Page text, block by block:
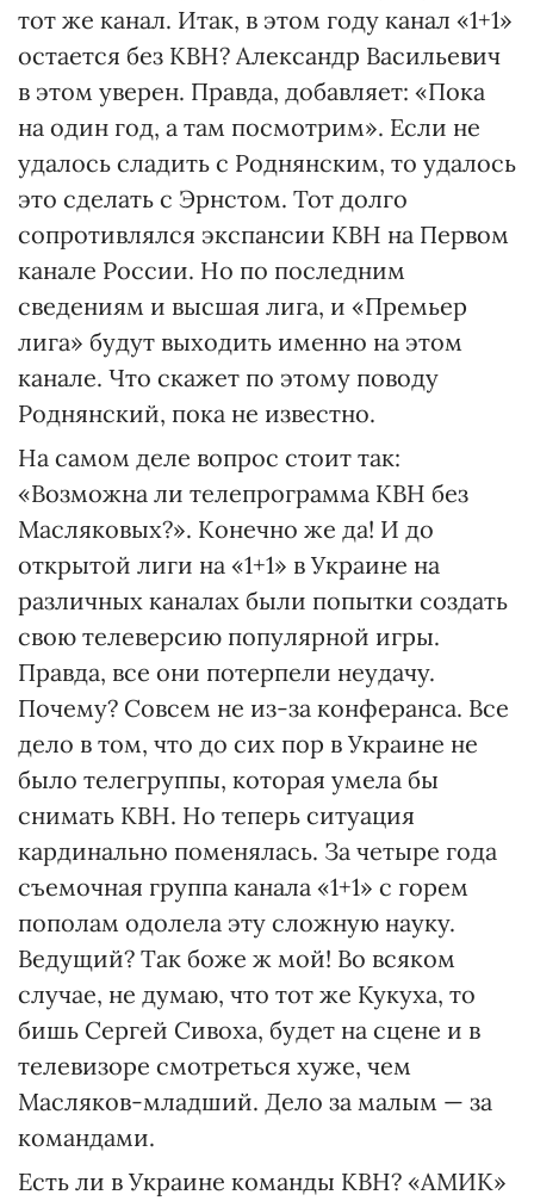
тот же канал. Итак, в этом году канал «1+1»
остается без КВН? Александр Васильевич
в этом уверен. Правда, добавляет: «Пока
на один год, а там посмотрим». Если не
удалось сладить с Роднянским, то удалось
это сделать с Эрнстом. Тот долго
сопротивлялся экспансии КВН на Первом
канале России. Но по последним
сведениям и высшая лига, и «Премьер
лига» будут выходить именно на этом
канале. Что скажет по этому поводу
Роднянский, пока не известно.
На самом деле вопрос стоит так:
«Возможна ли телепрограмма КВН без
Масляковых?». Конечно же да! И до
открытой лиги на «1+1» в Украине на
различных каналах были попытки создать
свою телеверсию популярной игры.
Правда, все они потерпели неудачу.
Почему? Совсем не из-за конферанса. Все
дело в том, что до сих пор в Украине не
было телегруппы, которая умела бы
снимать КВН. Но теперь ситуация
кардинально поменялась. За четыре года
съемочная группа канала «1+1» с горем
пополам одолела эту сложную науку.
Ведущий? Так боже ж мой! Во всяком
случае, не думаю, что тот же Кукуха, то
бишь Сергей Сивоха, будет на сцене и в
телевизоре смотреться хуже, чем
Масляков-младший. Дело за малым — за
командами.
Есть ли в Украине команды КВН? «АМИК»